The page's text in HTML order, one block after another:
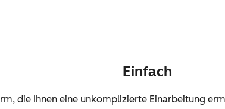
Einfach
die Ihnen eine unkomplizierte Einarbeitung